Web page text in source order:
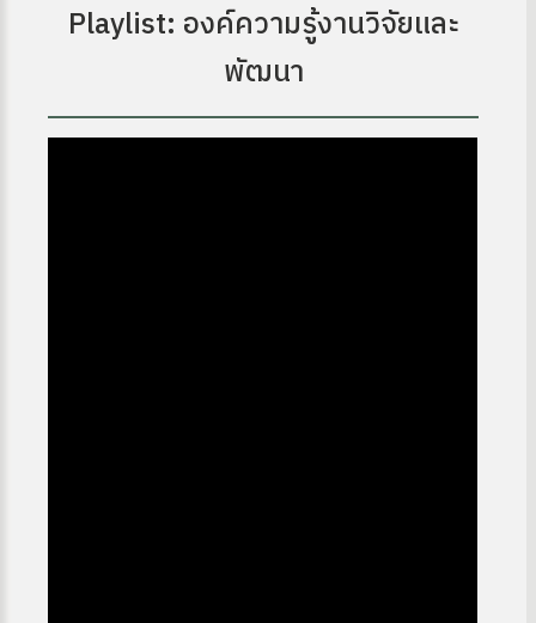
Playlist: องค์ความรู้งานวิจัยและ
พัฒนา